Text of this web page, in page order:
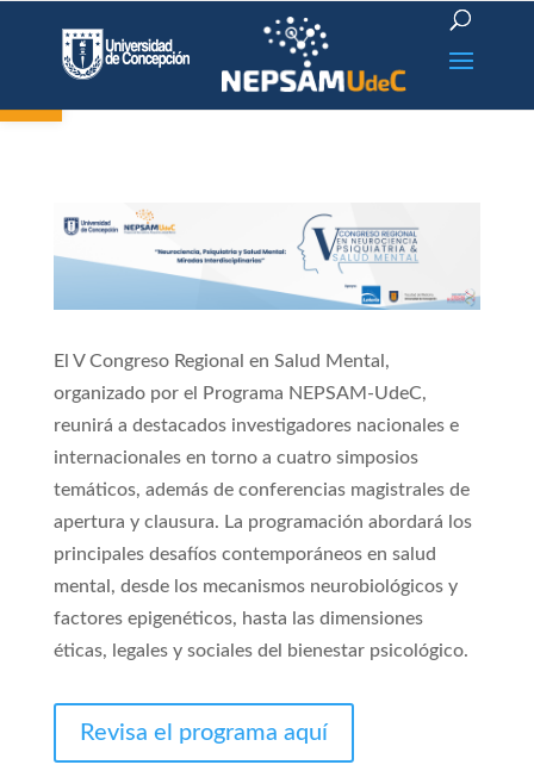
Open toolbar
El V Congreso Regional en Salud Mental,
organizado por el Programa NEPSAM-UdeC,
reunirá a destacados investigadores nacionales e
internacionales en torno a cuatro simposios
temáticos, además de conferencias magistrales de
apertura y clausura. La programación abordará los
principales desafíos contemporáneos en salud
mental, desde los mecanismos neurobiológicos y
factores epigenéticos, hasta las dimensiones
éticas, legales y sociales del bienestar psicológico.
Revisa el programa aquí